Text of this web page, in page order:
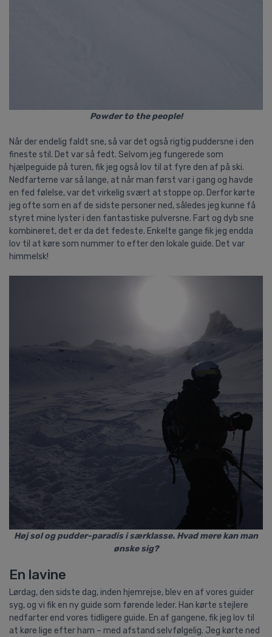
Powder to the people!
Når der endelig faldt sne, så var det også rigtig puddersne i den
fineste stil. Det var så fedt. Selvom jeg fungerede som
hjælpeguide på turen, fik jeg også lov til at fyre den af på ski.
Nedfarterne var så lange, at når man først var i gang og havde
en fed følelse, var det virkelig svært at stoppe op. Derfor kørte
jeg ofte som en af de sidste personer ned, således jeg kunne få
styret mine lyster i den fantastiske pulversne. Fart og dyb sne
kombineret, det er da det fedeste. Enkelte gange fik jeg endda
lov til at køre som nummer to efter den lokale guide. Det var
himmelsk!
Høj sol og pudder-paradis i særklasse. Hvad mere kan man
ønske sig?
En lavine
Lørdag, den sidste dag, inden hjemrejse, blev en af vores guider
syg, og vi fik en ny guide som førende leder. Han kørte stejlere
nedfarter end vores tidligere guide. En af gangene, fik jeg lov til
at køre lige efter ham – med afstand selvfølgelig. Jeg kørte ned